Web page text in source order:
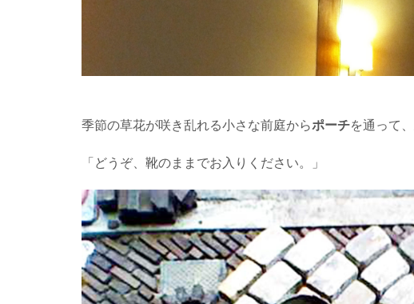
季節の草花が咲き乱れる小さな前庭からポーチを通って、
「どうぞ、靴のままでお入りください。」